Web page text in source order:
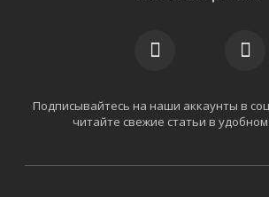
Подписывайтесь на наши аккаунты в
читайте свежие статьи в